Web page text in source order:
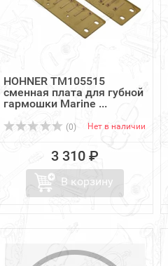
HOHNER TM105515
сменная плата для губной
гармошки Marine ...
(0) Нет в наличии
3 310 ₽
В корзину